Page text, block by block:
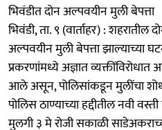
भिवंडीत दोन अल्पवयीन मुली बेपत्ता
भिवंडी, ता. ९ (वार्ताहर) :
अल्पवयीन मुली बेपत्ता झाल्याच्या
प्रकरणांमध्ये अज्ञात
आले असून, पोलिसांकडून मुलींचा
पोलिस ठाण्याच्या हद्दीतील नवी
मुलगी ३ मे रोजी सकाळी